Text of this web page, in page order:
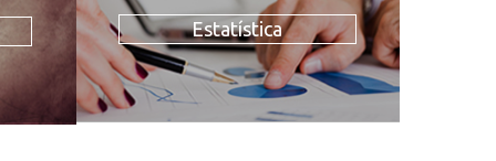
Estatística